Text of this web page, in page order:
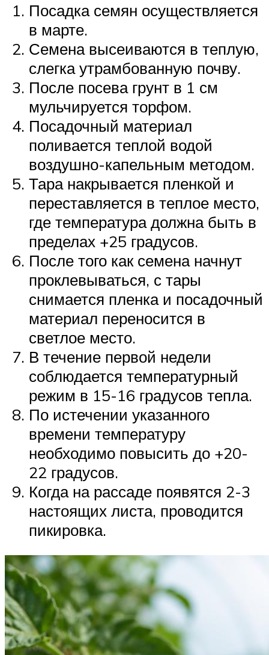
Посадка семян осуществляется
в марте.
Семена высеиваются в теплую,
слегка утрамбованную почву.
После посева грунт в 1 см
мульчируется торфом.
Посадочный материал
поливается теплой водой
воздушно-капельным методом.
Тара накрывается пленкой и
переставляется в теплое место,
где температура должна быть в
пределах +25 градусов.
После того как семена начнут
проклевываться, с тары
снимается пленка и посадочный
материал переносится в
светлое место.
В течение первой недели
соблюдается температурный
режим в 15-16 градусов тепла.
По истечении указанного
времени температуру
необходимо повысить до +20-
22 градусов.
Когда на рассаде появятся 2-3
настоящих листа, проводится
пикировка.